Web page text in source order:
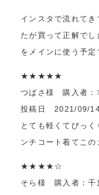
インスタで流れて
たが買って正解でし
をメインに使う予定
★★★★★
つばさ様 購入者：
投稿日 2021/09/14
とても軽くてびっ
ンチコート着てこの
★★★★☆
そら様 購入者：千